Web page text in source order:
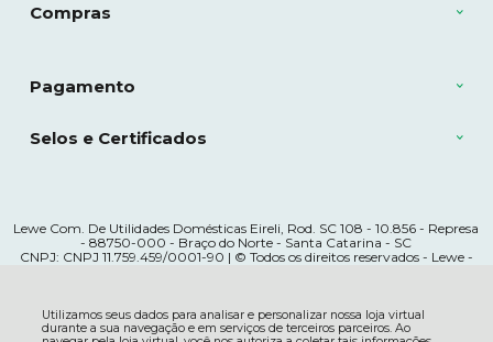
Utilizamos seus dados para analisar e personalizar nossa loja virtual
durante a sua navegação e em serviços de terceiros parceiros. Ao
Compras
Pagamento
Selos e Certificados
Lewe Com. De Utilidades Domésticas Eireli, Rod. SC 108 - 10.856 - Represa
- 88750-000 - Braço do Norte - Santa Catarina - SC
CNPJ: CNPJ 11.759.459/0001-90 | © Todos os direitos reservados - Lewe -